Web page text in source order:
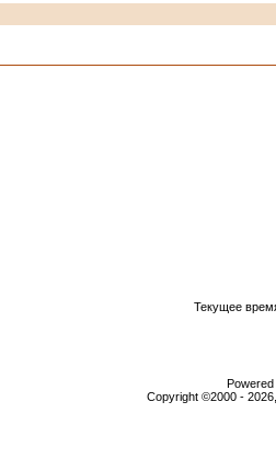
Текущее
Copyright ©2000 -